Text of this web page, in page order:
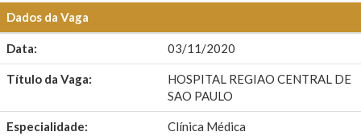
Dados da Vaga
Data: 03/11/2020
Título da Vaga:
HOSPITAL REGIAO CENTRAL DE
SAO PAULO
Especialidade: Clínica Médica